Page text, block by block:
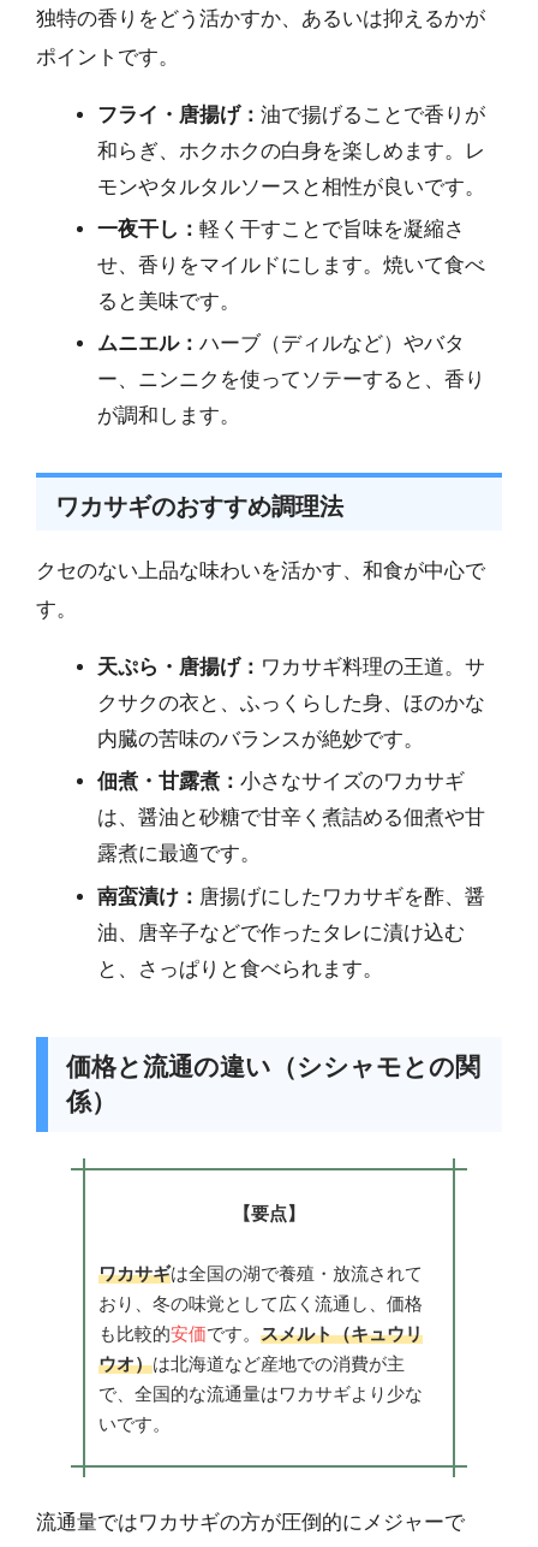
独特の香りをどう活かすか、あるいは抑えるかが
ポイントです。
フライ・唐揚げ： 油で揚げることで香りが
和らぎ、ホクホクの白身を楽しめます。レ
モンやタルタルソースと相性が良いです。
一夜干し： 軽く干すことで旨味を凝縮さ
せ、香りをマイルドにします。焼いて食べ
ると美味です。
ムニエル： ハーブ（ディルなど）やバタ
ー、ニンニクを使ってソテーすると、香り
が調和します。
ワカサギのおすすめ調理法
クセのない上品な味わいを活かす、和食が中心で
す。
天ぷら・唐揚げ： ワカサギ料理の王道。サ
クサクの衣と、ふっくらした身、ほのかな
内臓の苦味のバランスが絶妙です。
佃煮・甘露煮： 小さなサイズのワカサギ
は、醤油と砂糖で甘辛く煮詰める佃煮や甘
露煮に最適です。
南蛮漬け： 唐揚げにしたワカサギを酢、醤
油、唐辛子などで作ったタレに漬け込む
と、さっぱりと食べられます。
価格と流通の違い（シシャモとの関
係）
【要点】
ワカサギは全国の湖で養殖・放流されて
おり、冬の味覚として広く流通し、価格
も比較的安価です。 スメルト（キュウリ
ウオ）は北海道など産地での消費が主
で、全国的な流通量はワカサギより少な
いです。
流通量ではワカサギの方が圧倒的にメジャーで